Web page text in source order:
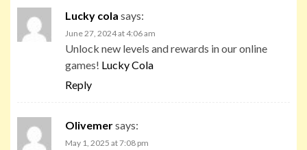
Lucky cola says:
June 27, 2024 at 4:06 am
Unlock new levels and rewards in our online
games! Lucky Cola
Reply
Olivemersays:
May 1, 2025 at 7:08 pm